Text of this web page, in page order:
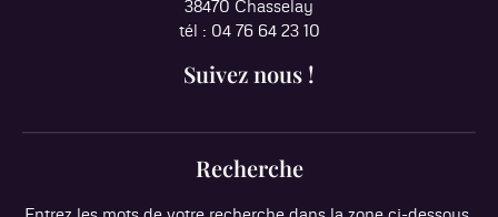
38470 Chasselay
tél : 04 76 64 23 10
Suivez nous !
Recherche